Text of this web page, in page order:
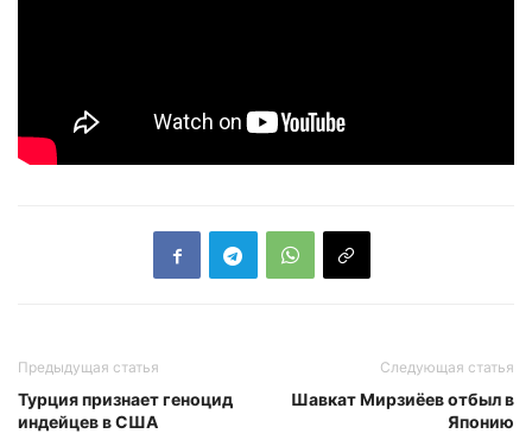
Предыдущая статья
Турция признает геноцид
индейцев в США
Следующая статья
Шавкат Мирзиёев отбыл в
Японию